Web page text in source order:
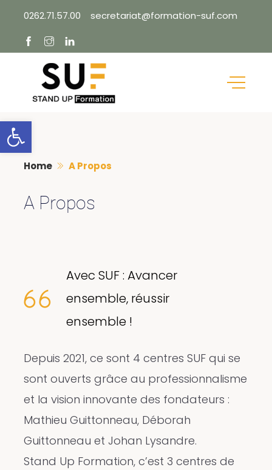
Ouvrir la barre d’outils
content
0262.71.57.00 secretariat@formation-suf.com
Home A Propos
A Propos
Avec SUF : Avancer
ensemble, réussir
ensemble !
Depuis 2021, ce sont 4 centres SUF qui se
sont ouverts grâce au professionnalisme
et la vision innovante des fondateurs :
Mathieu Guittonneau, Déborah
Guittonneau et Johan Lysandre.
Stand Up Formation, c’est 3 centres de